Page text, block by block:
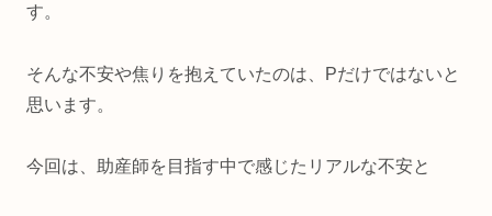
す。
そんな不安や焦りを抱えていたのは、Pだけではないと
思います。
今回は、助産師を目指す中で感じたリアルな不安と